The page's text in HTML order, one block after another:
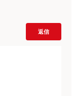
返信